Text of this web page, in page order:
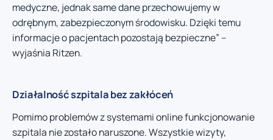
medyczne, jednak same dane przechowujemy w
odrębnym, zabezpieczonym środowisku. Dzięki temu
informacje o pacjentach pozostają bezpieczne” –
wyjaśnia Ritzen.
Działalność szpitala bez zakłóceń
Pomimo problemów z systemami online funkcjonowanie
szpitala nie zostało naruszone. Wszystkie wizyty,